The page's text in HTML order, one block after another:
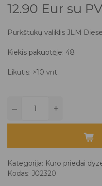
12.90 Eur su
Purkštukų valiklis JLM
Kiekis pakuotėje: 48
Likutis: >10 vnt.
– +
Kategorija: Kuro priedai
Kodas: J02320